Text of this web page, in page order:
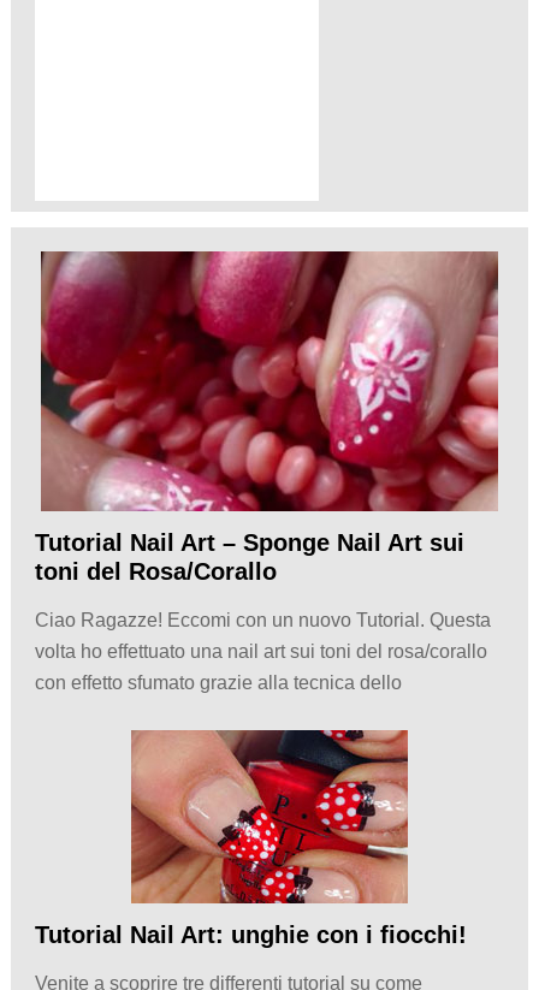
Tutorial Nail Art – Sponge Nail Art sui
toni del Rosa/Corallo
Ciao Ragazze! Eccomi con un nuovo Tutorial. Questa
volta ho effettuato una nail art sui toni del rosa/corallo
con effetto sfumato grazie alla tecnica dello
Tutorial Nail Art: unghie con i fiocchi!
Venite a scoprire tre differenti tutorial su come